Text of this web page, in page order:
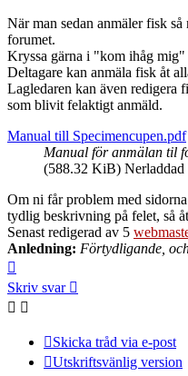
När man sedan anmäler fisk
forumet.
Kryssa gärna i "kom ihåg
Deltagare kan anmäla fisk åt
Lagledaren kan även redigera
som blivit felaktigt anmäld.
Manual till Specimencupen.pdf
Manual för anmälan til
(588.32 KiB) Nerladdad
Om ni får problem med
tydlig beskrivning på felet, så
Senast redigerad av 5
Anledning: Förtydligande,
Skriv svar
Skicka tråd via e-post
Utskriftsvänlig version